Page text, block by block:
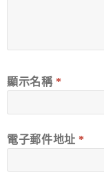
顯示名稱 *
電子郵件地址 *